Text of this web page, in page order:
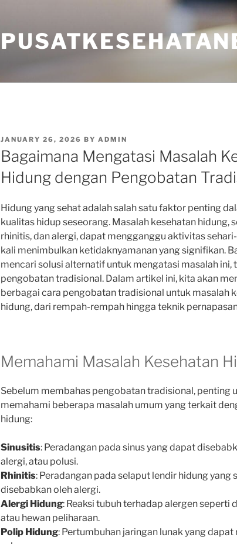
POSTED
ON
JANUARY 26, 2026 BY ADMIN
Bagaimana Mengatasi Masalah
Hidung dengan Pengobatan
Hidung yang sehat adalah salah satu faktor penting
kualitas hidup seseorang. Masalah kesehatan hidung,
rhinitis, dan alergi, dapat mengganggu aktivitas
kali menimbulkan ketidaknyamanan yang signifikan.
mencari solusi alternatif untuk mengatasi masalah ini,
pengobatan tradisional. Dalam artikel ini, kita akan
berbagai cara pengobatan tradisional untuk masalah
hidung, dari rempah-rempah hingga teknik
Memahami Masalah Kesehatan
Sebelum membahas pengobatan tradisional, penting
memahami beberapa masalah umum yang terkait
hidung:
Sinusitis: Peradangan pada sinus yang dapat
alergi, atau polusi.
Rhinitis: Peradangan pada selaput lendir hidung yang
disebabkan oleh alergi.
Alergi Hidung: Reaksi tubuh terhadap alergen seperti
atau hewan peliharaan.
Polip Hidung: Pertumbuhan jaringan lunak yang